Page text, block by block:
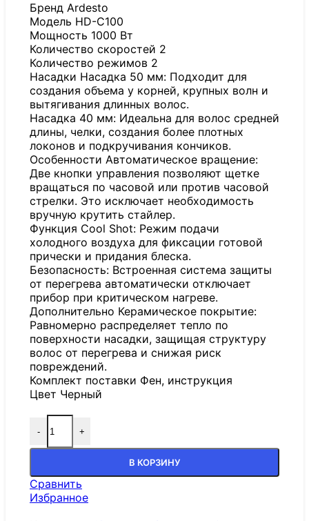
Бренд Ardesto
Модель HD-C100
Мощность 1000 Вт
Количество скоростей 2
Количество режимов 2
Насадки Насадка 50 мм: Подходит для
создания объема у корней, крупных волн и
вытягивания длинных волос.
Насадка 40 мм: Идеальна для волос средней
длины, челки, создания более плотных
локонов и подкручивания кончиков.
Особенности Автоматическое вращение:
Две кнопки управления позволяют щетке
вращаться по часовой или против часовой
стрелки. Это исключает необходимость
вручную крутить стайлер.
Функция Cool Shot: Режим подачи
холодного воздуха для фиксации готовой
прически и придания блеска.
Безопасность: Встроенная система защиты
от перегрева автоматически отключает
прибор при критическом нагреве.
Дополнительно Керамическое покрытие:
Равномерно распределяет тепло по
поверхности насадки, защищая структуру
волос от перегрева и снижая риск
повреждений.
Комплект поставки Фен, инструкция
Цвет Черный
- +
В КОРЗИНУ
Сравнить
Избранное